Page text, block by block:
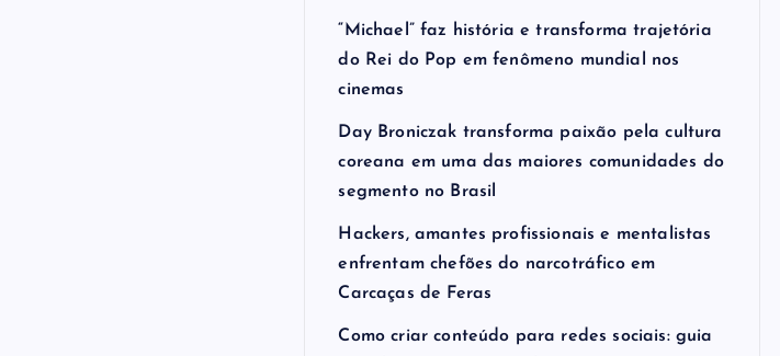
“Michael” faz história e transforma trajetória
do Rei do Pop em fenômeno mundial nos
cinemas
Day Broniczak transforma paixão pela cultura
coreana em uma das maiores comunidades do
segmento no Brasil
Hackers, amantes profissionais e mentalistas
enfrentam chefões do narcotráfico em
Carcaças de Feras
Como criar conteúdo para redes sociais: guia